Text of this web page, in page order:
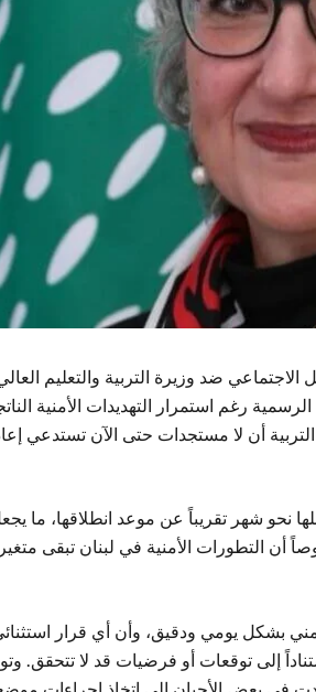
ضد وزيرة التربية والتعليم
رغم استمرار التهديدات الأمنية
أن لا مستجدات حتى الآن تستدعي
نحو شهر تقريباً عن موعد انطلاقها، ما
أن التطورات الأمنية في لبنان تبقى
بشكل يومي ودقيق، وأن أي قرار
إلى توقعات أو فرضيات قد لا تتحقق.